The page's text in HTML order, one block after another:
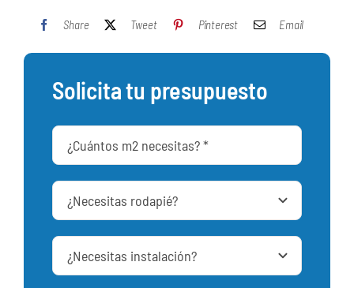
Share Tweet Pinterest Email
Solicita tu presupuesto